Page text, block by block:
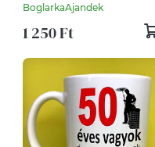
BoglarkaAjandek
1 250 Ft